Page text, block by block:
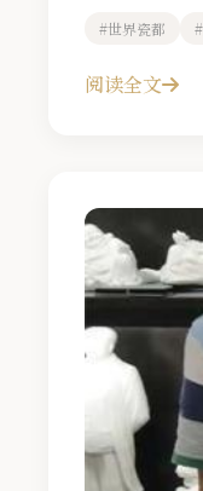
#世界瓷都
阅读全文